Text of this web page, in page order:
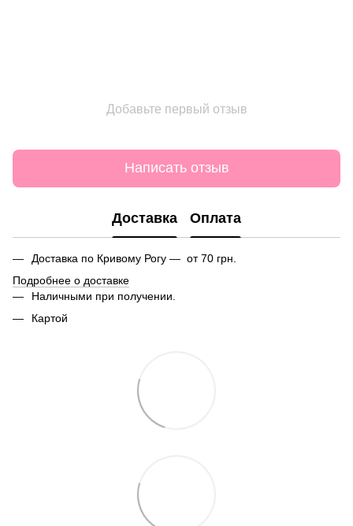
Добавьте первый отзыв
Написать отзыв
Доставка Оплата
Доставка по Кривому Рогу — от 70 грн.
Подробнее о доставке
Наличными при получении.
Картой